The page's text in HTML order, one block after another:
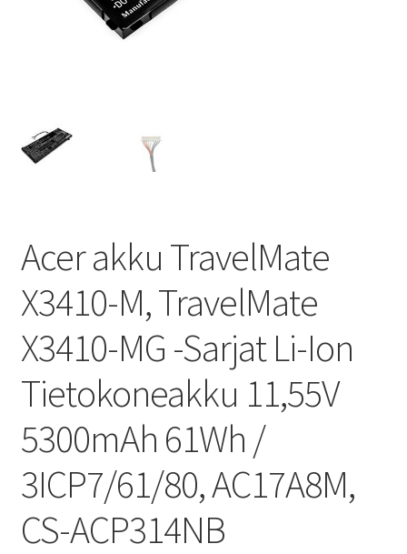
Acer akku TravelMate
X3410-M, TravelMate
X3410-MG -Sarjat Li-Ion
Tietokoneakku 11,55V
5300mAh 61Wh /
3ICP7/61/80, AC17A8M,
CS-ACP314NB